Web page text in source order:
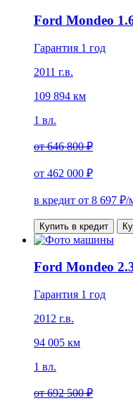
Ford Mondeo
Гарантия 1 год
2011 г.в.
109 894 км
1 вл.
от646 800 ₽
от 462 000 ₽
в кредит от 8 697 ₽/
Купить в кредит
Ford Mondeo
Гарантия 1 год
2012 г.в.
94 005 км
1 вл.
от692 500 ₽